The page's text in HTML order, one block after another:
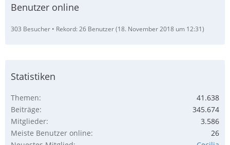
Benutzer online
303 Besucher Rekord: 26 Benutzer (18. November 2018 um 12:31)
Statistiken
Themen
41.638
Beiträge
345.674
Mitglieder
3.586
Meiste Benutzer online
26